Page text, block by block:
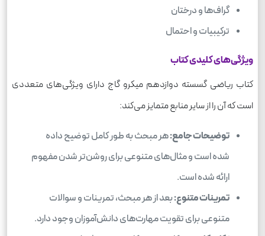
گراف‌ها و درختان
ترکیبیات و احتمال
ویژگی‌های کلیدی کتاب
کتاب ریاضی گسسته دوازدهم میکرو گاج دارای ویژگی‌های متعددی
است که آن را از سایر منابع متمایز می‌کند:
توضیحات جامع:هر مبحث به طور کامل توضیح داده
شده است و مثال‌های متنوعی برای روشن‌تر شدن مفهوم
ارائه شده است.
تمرینات متنوع:بعد از هر مبحث، تمرینات و سوالات
متنوعی برای تقویت مهارت‌های دانش‌آموزان وجود دارد.